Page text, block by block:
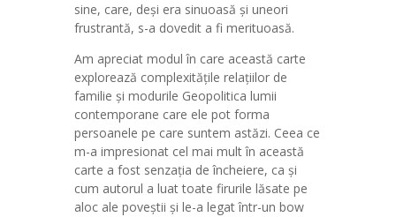
sine, care, deși era sinuoasă și uneori
frustrantă, s-a dovedit a fi merituoasă.
Am apreciat modul în care această carte
explorează complexitățile relațiilor de
familie și modurile Geopolitica lumii
contemporane care ele pot forma
persoanele pe care suntem astăzi. Ceea ce
m-a impresionat cel mai mult în această
carte a fost senzația de încheiere, ca și
cum autorul a luat toate firurile lăsate pe
aloc ale poveștii și le-a legat într-un bow